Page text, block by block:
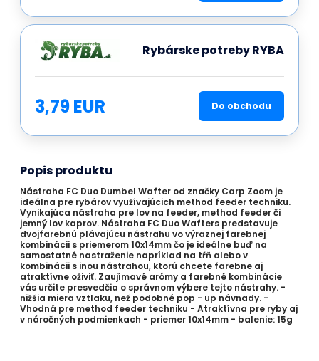
Rybárske potreby RYBA
3,79 EUR Do obchodu
Popis produktu
Nástraha FC Duo Dumbel Wafter od značky Carp Zoom je
ideálna pre rybárov využívajúcich method feeder techniku.
Vynikajúca nástraha pre lov na feeder, method feeder či
jemný lov kaprov. Nástraha FC Duo Wafters predstavuje
dvojfarebnú plávajúcu nástrahu vo výraznej farebnej
kombinácii s priemerom 10x14mm čo je ideálne buď na
samostatné nastraženie napríklad na tŕň alebo v
kombinácii s inou nástrahou, ktorú chcete farebne aj
atraktívne oživiť. Zaujímavé arómy a farebné kombinácie
vás určite presvedčia o správnom výbere tejto nástrahy. -
nižšia miera vztlaku, než podobné pop - up návnady. -
Vhodná pre method feeder techniku - Atraktívna pre ryby aj
v náročných podmienkach - priemer 10x14mm - balenie: 15g